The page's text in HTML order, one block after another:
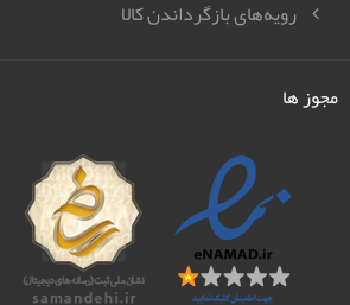
رویه‌های بازگرداندن کالا
مجوز ها